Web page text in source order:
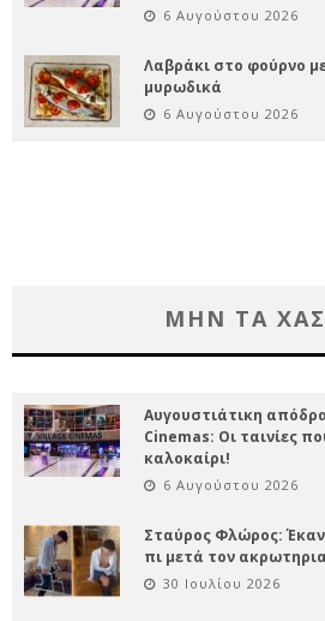
6 Αυγούστου 2026
Λαβράκι στο φούρνο
μυρωδικά
6 Αυγούστου 2026
ΜΗΝ ΤΑ
Αυγουστιάτικη
Cinemas: Οι ταινίες
καλοκαίρι!
6 Αυγούστου 2026
Σταύρος Φλώρος:
πι μετά τον
30 Ιουλίου 2026